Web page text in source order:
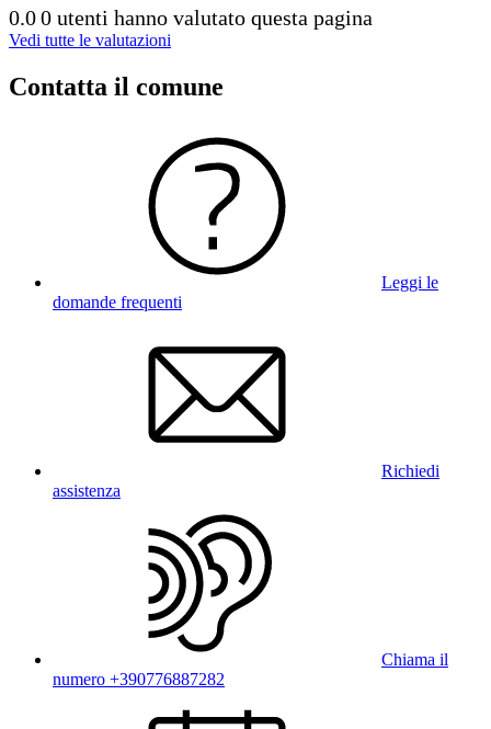
0.00 utenti hanno valutato questa pagina
Vedi tutte le valutazioni
Contatta il comune
Leggi le
domande frequenti
Richiedi
assistenza
Chiama il
numero +390776887282